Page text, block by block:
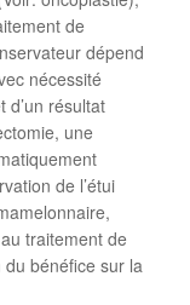
de
dépend
nécessité
d’un résultat
une
de l’étui
traitement de
bénéfice sur la